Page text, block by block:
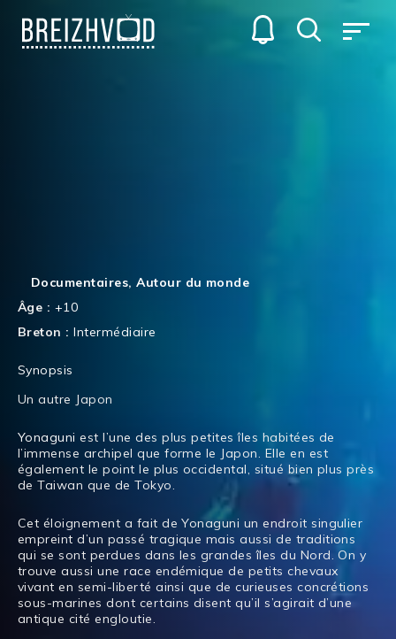
Documentaires,Autour du monde
Âge : +10
Breton :Intermédiaire
Synopsis
Un autre Japon
Yonaguni est l’une des plus petites îles habitées de
l’immense archipel que forme le Japon. Elle en est
également le point le plus occidental, situé bien plus près
de Taiwan que de Tokyo.
Cet éloignement a fait de Yonaguni un endroit singulier
empreint d’un passé tragique mais aussi de traditions
qui se sont perdues dans les grandes îles du Nord. On y
trouve aussi une race endémique de petits chevaux
vivant en semi-liberté ainsi que de curieuses concrétions
sous-marines dont certains disent qu’il s’agirait d’une
antique cité engloutie.